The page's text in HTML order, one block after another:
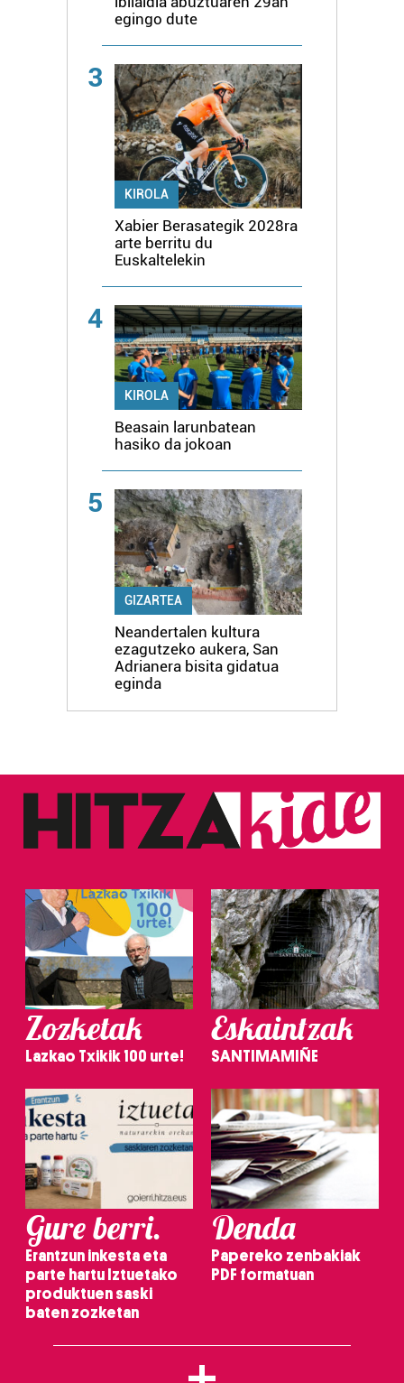
egingo dute
3
KIROLA
Xabier Berasategik 2028ra
arte berritu du
Euskaltelekin
4
KIROLA
Beasain larunbatean
hasiko da jokoan
5
GIZARTEA
Neandertalen kultura
ezagutzeko aukera, San
Adrianera bisita gidatua
eginda
Zozketak
Lazkao Txikik 100 urte!
Eskaintzak
SANTIMAMIÑE
Gure berri.
Erantzun inkesta eta
parte hartu Iztuetako
produktuen saski
baten zozketan
Denda
Papereko zenbakiak
PDF formatuan